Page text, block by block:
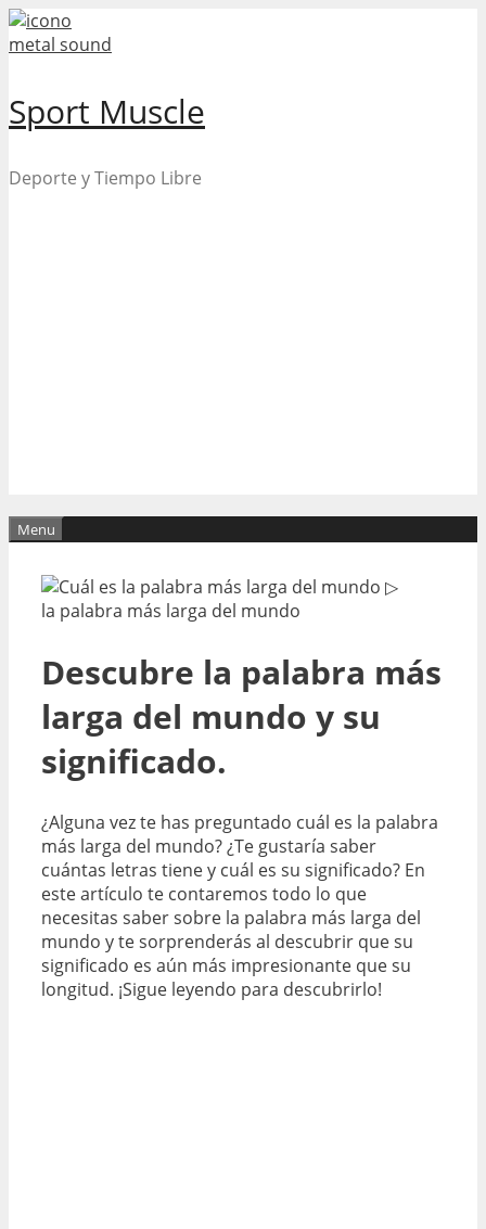
Skip
to
Sport Muscle
Deporte y Tiempo Libre
Menu
Descubre la palabra más
larga del mundo y su
significado.
¿Alguna vez te has preguntado cuál es la palabra
más larga del mundo? ¿Te gustaría saber
cuántas letras tiene y cuál es su significado? En
este artículo te contaremos todo lo que
necesitas saber sobre la palabra más larga del
mundo y te sorprenderás al descubrir que su
significado es aún más impresionante que su
longitud. ¡Sigue leyendo para descubrirlo!